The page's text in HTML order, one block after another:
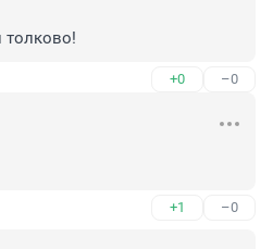
толково!
+0 –0
+1 –0